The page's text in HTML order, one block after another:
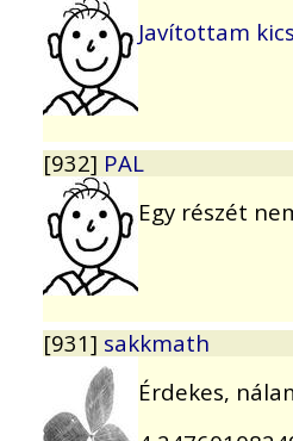
Javítottam
[932] PAL
Egy részét
[931] sakkmath
Érdekes,